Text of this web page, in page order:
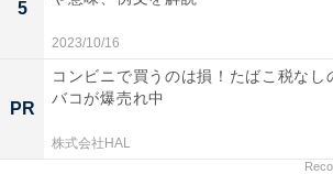
「Handoff」という機能をオンにする
「Safari」で見ているWEBサイトを
いたり、Macで書いたメモをiPhoneで
iPhoneからMacへ、MacからiPhoneへ
5
2023/10/16
PR
コンビニで買うのは損！たばこ税なし
バコが爆売れ中
株式会社HAL